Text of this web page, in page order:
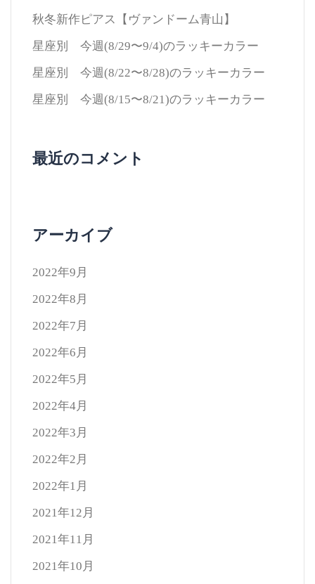
秋冬新作ピアス【ヴァンドーム青山】
星座別 今週(8/29〜9/4)のラッキーカラー
星座別 今週(8/22〜8/28)のラッキーカラー
星座別 今週(8/15〜8/21)のラッキーカラー
最近のコメント
アーカイブ
2022年9月
2022年8月
2022年7月
2022年6月
2022年5月
2022年4月
2022年3月
2022年2月
2022年1月
2021年12月
2021年11月
2021年10月